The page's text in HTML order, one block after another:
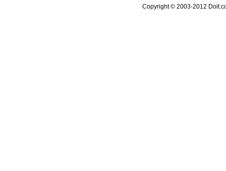
Copyright © 2003-2012